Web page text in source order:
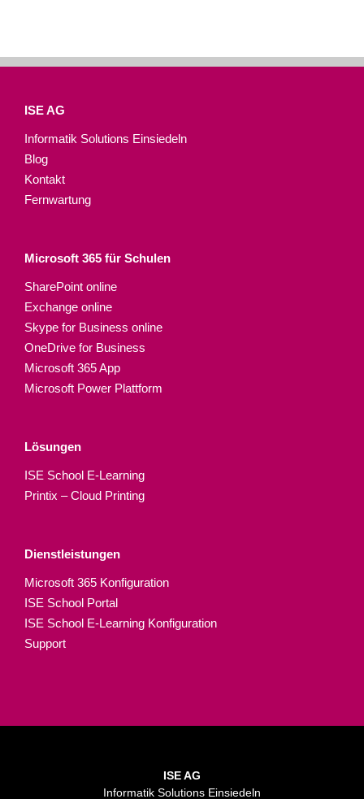
ISE AG
Informatik Solutions Einsiedeln
Blog
Kontakt
Fernwartung
Microsoft 365 für Schulen​
SharePoint online
Exchange online
Skype for Business online
OneDrive for Business
Microsoft 365 App
Microsoft Power Plattform
Lösungen
ISE School E-Learning
Printix – Cloud Printing
Dienstleistungen
Microsoft 365 Konfiguration
ISE School Portal
ISE School E-Learning Konfiguration
Support
ISE AG
Informatik Solutions Einsiedeln